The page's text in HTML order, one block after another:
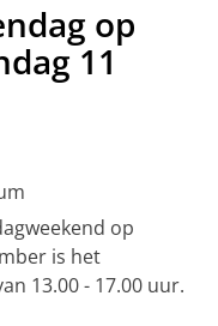
op
11
op
is het
13.00 - 17.00 uur.